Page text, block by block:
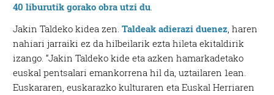
40 liburutik gorako obra utzi du.
Jakin Taldeko kidea zen.Taldeak adierazi duenez, haren
nahiari jarraiki ez da hilbeilarik ezta hileta ekitaldirik
izango. “Jakin Taldeko kide eta azken hamarkadetako
euskal pentsalari emankorrena hil da, uztailaren 1ean.
Euskararen, euskarazko kulturaren eta Euskal Herriaren